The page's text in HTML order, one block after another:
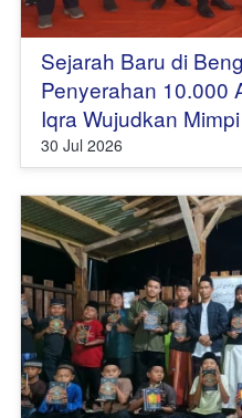
Sejarah Baru di
Penyerahan 10.000
Iqra Wujudkan
30 Jul 2026